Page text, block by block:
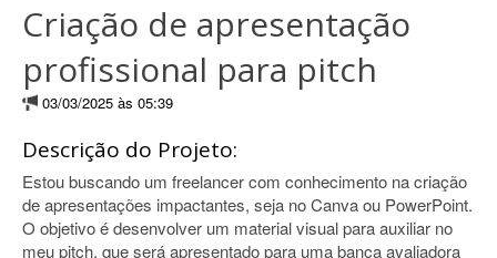
Criação de apresentação
profissional para pitch
03/03/2025 às 05:39
Descrição do Projeto:
Estou buscando um freelancer com conhecimento na criação
de apresentações impactantes, seja no Canva ou PowerPoint.
O objetivo é desenvolver um material visual para auxiliar no
meu pitch, que será apresentado para uma banca avaliadora